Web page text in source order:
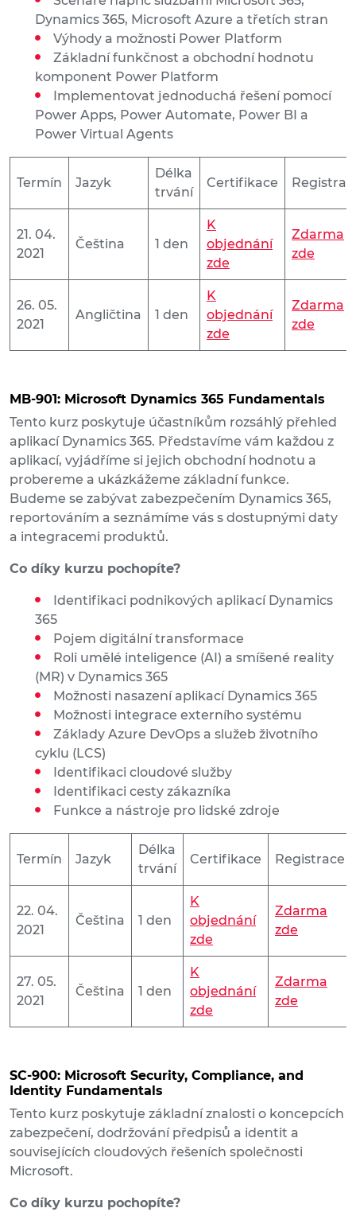
Dynamics 365, Microsoft Azure a třetích stran
Výhody a možnosti Power Platform
Základní funkčnost a obchodní hodnotu
komponent Power Platform
Implementovat jednoduchá řešení pomocí
Power Apps, Power Automate, Power BI a
Power Virtual Agents
Termín Jazyk
Délka
trvání
Certifikace
21. 04.
2021
Čeština 1 den
K
objednání
zde
Zdarma
zde
26. 05.
2021
Angličtina 1 den
K
objednání
zde
Zdarma
zde
MB-901: Microsoft Dynamics 365 Fundamentals
Tento kurz poskytuje účastníkům rozsáhlý přehled
aplikací Dynamics 365. Představíme vám každou z
aplikací, vyjádříme si jejich obchodní hodnotu a
probereme a ukázkážeme základní funkce.
Budeme se zabývat zabezpečením Dynamics 365,
reportováním a seznámíme vás s dostupnými daty
a integracemi produktů.
Co díky kurzu pochopíte?
Identifikaci podnikových aplikací Dynamics
365
Pojem digitální transformace
Roli umělé inteligence (AI) a smíšené reality
(MR) v Dynamics 365
Možnosti nasazení aplikací Dynamics 365
Možnosti integrace externího systému
Základy Azure DevOps a služeb životního
cyklu (LCS)
Identifikaci cloudové služby
Identifikaci cesty zákazníka
Funkce a nástroje pro lidské zdroje
Termín Jazyk
Délka
trvání
Certifikace Registrace
22. 04.
2021
Čeština 1 den
K
objednání
zde
Zdarma
zde
27. 05.
2021
Čeština 1 den
K
objednání
zde
Zdarma
zde
SC-900: Microsoft Security, Compliance, and
Identity Fundamentals
Tento kurz poskytuje základní znalosti o koncepcích
zabezpečení, dodržování předpisů a identit a
souvisejících cloudových řešeních společnosti
Microsoft.
Co díky kurzu pochopíte?